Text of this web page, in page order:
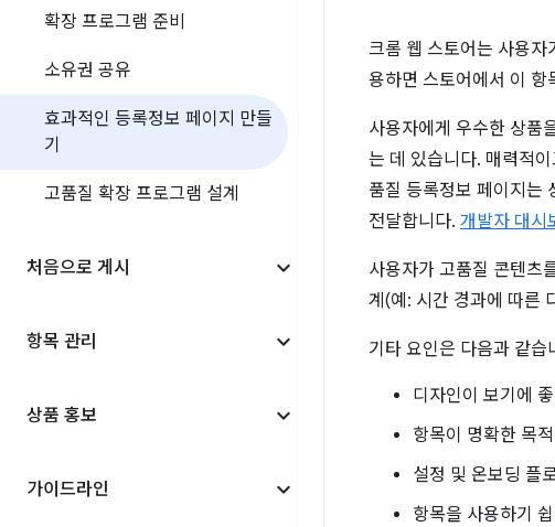
확장 프로그램 준비
소유권 공유
효과적인 등록정보 페이지 만들
기
고품질 확장 프로그램 설계
처음으로 게시
항목 관리
상품 홍보
가이드라인
크롬 웹 스토어는 사용
용하면 스토어에서 이 항
사용자에게 우수한 상품
는 데 있습니다. 매력적
품질 등록정보 페이지는
전달합니다. 개발자 대시
사용자가 고품질 콘텐츠
계(예: 시간 경과에 따른
기타 요인은 다음과 같습
디자인이 보기에
항목이 명확한 목
설정 및 온보딩 플
항목을 사용하기